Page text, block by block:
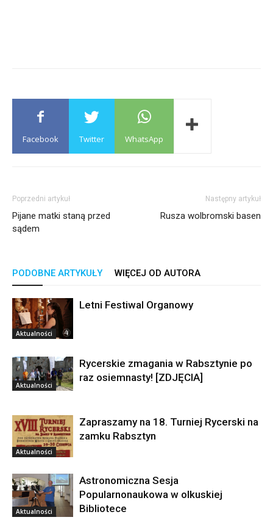
Facebook Twitter WhatsApp
Poprzedni artykuł
Pijane matki staną przed
sądem
Następny artykuł
Rusza wolbromski basen
PODOBNE ARTYKUŁY WIĘCEJ OD AUTORA
Aktualności
Letni Festiwal Organowy
Aktualności
Rycerskie zmagania w Rabsztynie po
raz osiemnasty! [ZDJĘCIA]
Aktualności
Zapraszamy na 18. Turniej Rycerski na
zamku Rabsztyn
Aktualności
Astronomiczna Sesja
Popularnonaukowa w olkuskiej
Bibliotece